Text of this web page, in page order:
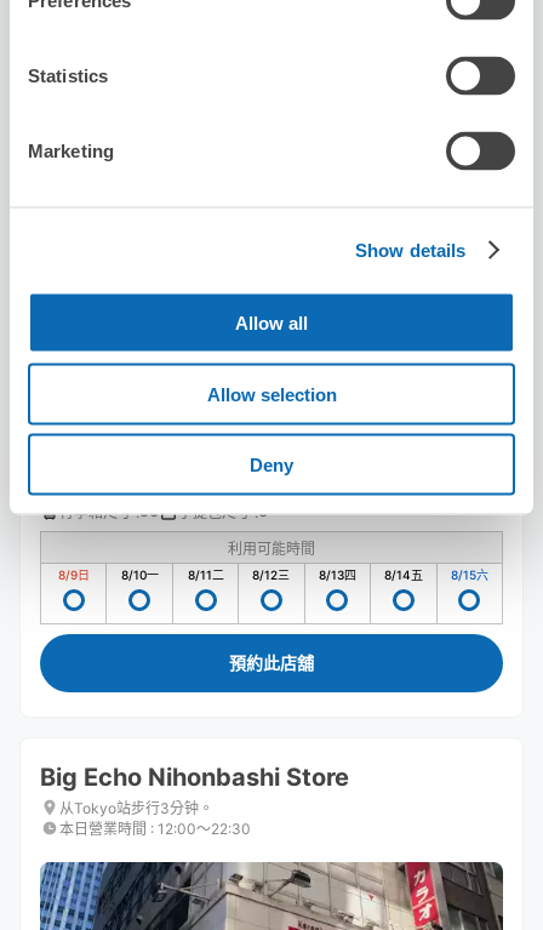
Statistics
Marketing
Show details
Allow all
Allow selection
Deny
从Tokyo站步行1分钟。
行李箱尺寸:50 手提包尺寸:0
利用可能時間
8/9日 8/10一 8/11二 8/12三 8/13四 8/14五 8/15六
預約此店舖
Big Echo Nihonbashi Store
从Tokyo站步行3分钟。
本日營業時間 : 12:00〜22:30